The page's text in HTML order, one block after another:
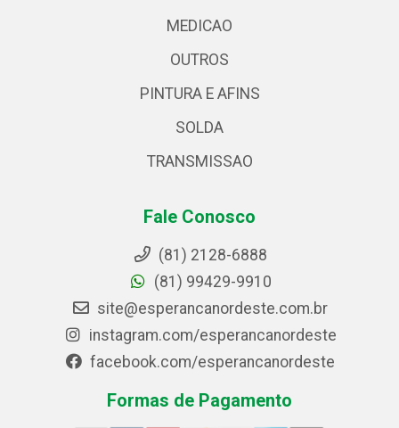
MEDICAO
OUTROS
PINTURA E AFINS
SOLDA
TRANSMISSAO
Fale Conosco
(81) 2128-6888
(81) 99429-9910
site@esperancanordeste.com.br
instagram.com/esperancanordeste
facebook.com/esperancanordeste
Formas de Pagamento